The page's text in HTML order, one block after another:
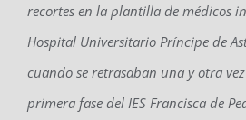
recortes en la plantilla de médicos
Hospital Universitario Príncipe de
cuando se retrasaban una y otra
primera fase del IES Francisca de